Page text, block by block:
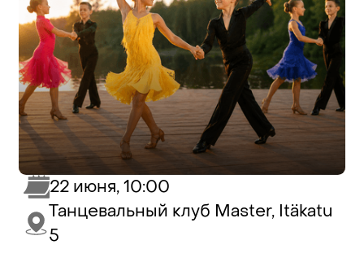
22 июня, 10:00
Танцевальный клуб Master, Itäkatu
5